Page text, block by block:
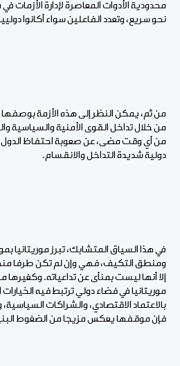
محدودية الأدوات المعاصرة لإدارة الأزمات
نحو سريع، وتعدد الفاعلين سواء أكانوا
من ثم، يمكن النظر إلى هذه الأزمة بوصفها
من خلال تداخل القوى الأمنية والسياسية
من أي وقت مضى، عن صعوبة احتفاظ الدول
دولية شديدة التداخل والانقسام.
في هذا السياق المتشابك، تبرز موريتانيا
ومنطق التكيف، فهي وإن لم تكن طرفا
إلا أنها ليست بمنأى عن تداعياته. وكغيرها
موريتانيا في فضاء دولي ترتبط فيه الخيارات
بالاعتماد الاقتصادي، والشراكات
فإن موقفها يعكس مزيجا من الضغوط